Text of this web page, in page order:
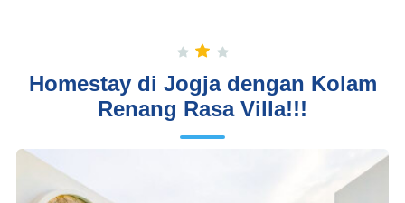
Homestay di Jogja dengan Kolam
Renang Rasa Villa!!!